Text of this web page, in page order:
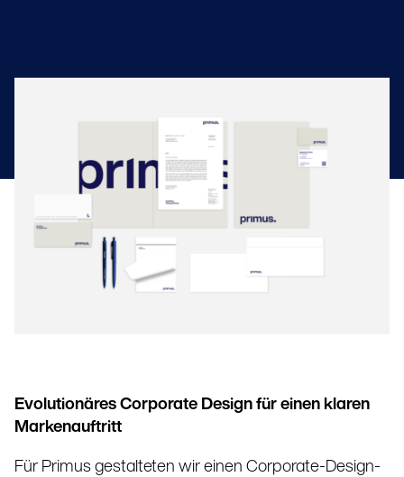
Evolutionäres Corporate Design für einen klaren
Markenauftritt
Für Primus gestalteten wir einen Corporate-Design-